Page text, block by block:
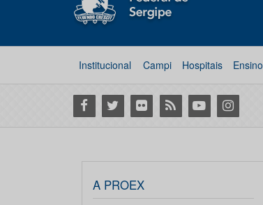
Institucional Campi Hospitais Ensino
Facebook
Twitter Flickr RSS YoutubeInstagram
A PROEX